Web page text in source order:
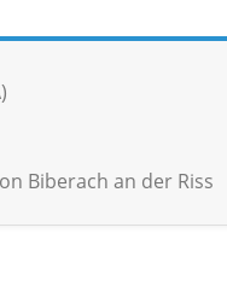
Biberach an der Riss